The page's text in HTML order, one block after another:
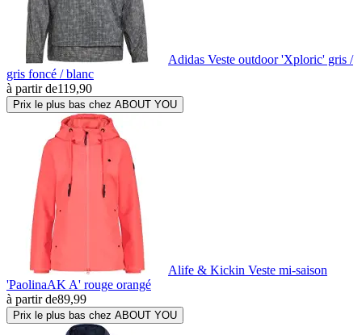
Adidas Veste outdoor 'Xploric' gris /
gris foncé / blanc
à partir de119,90
Prix le plus bas chez ABOUT YOU
Alife & Kickin Veste mi-saison
'PaolinaAK A' rouge orangé
à partir de89,99
Prix le plus bas chez ABOUT YOU